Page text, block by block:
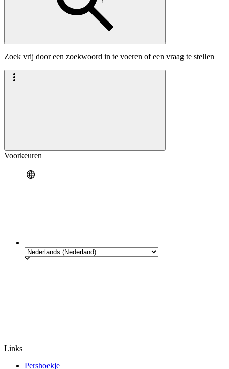
Zoek vrij door een zoekwoord in te voeren of een vraag te stellen
Voorkeuren
Links
Pershoekje